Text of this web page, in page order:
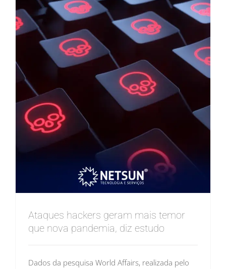
Ataques hackers geram mais temor
que nova pandemia, diz estudo
Dados da pesquisa World Affairs, realizada pelo